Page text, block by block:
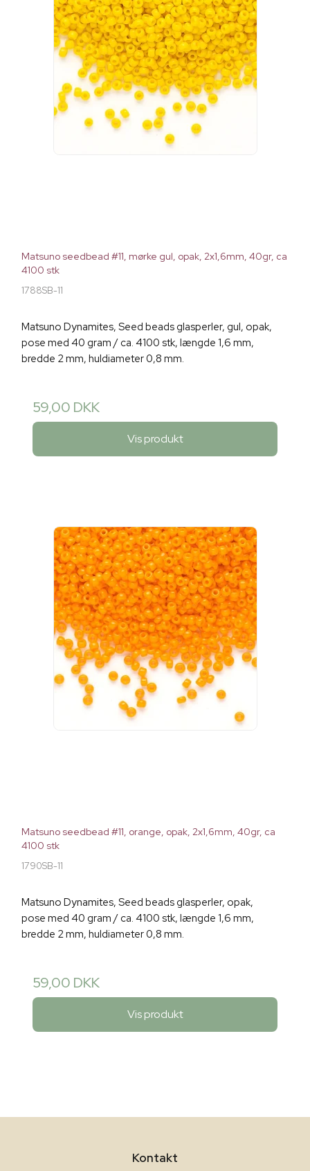
Matsuno seedbead #11, mørke gul, opak, 2x1,6mm, 40gr, ca
4100 stk
1788SB-11
Matsuno Dynamites, Seed beads glasperler, gul, opak,
pose med 40 gram / ca. 4100 stk, længde 1,6 mm,
bredde 2 mm, huldiameter 0,8 mm.
59,00 DKK
Vis produkt
Matsuno seedbead #11, orange, opak, 2x1,6mm, 40gr, ca
4100 stk
1790SB-11
Matsuno Dynamites, Seed beads glasperler, opak,
pose med 40 gram / ca. 4100 stk, længde 1,6 mm,
bredde 2 mm, huldiameter 0,8 mm.
59,00 DKK
Vis produkt
Kontakt